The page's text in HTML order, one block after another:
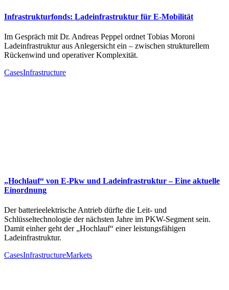
Infrastrukturfonds: Ladeinfrastruktur für E-Mobilität
Im Gespräch mit Dr. Andreas Peppel ordnet Tobias Moroni
Ladeinfrastruktur aus Anlegersicht ein – zwischen strukturellem
Rückenwind und operativer Komplexität.
CasesInfrastructure
„Hochlauf“ von E-Pkw und Ladeinfrastruktur – Eine aktuelle
Einordnung
Der batterieelektrische Antrieb dürfte die Leit- und
Schlüsseltechnologie der nächsten Jahre im PKW-Segment sein.
Damit einher geht der „Hochlauf“ einer leistungsfähigen
Ladeinfrastruktur.
CasesInfrastructureMarkets